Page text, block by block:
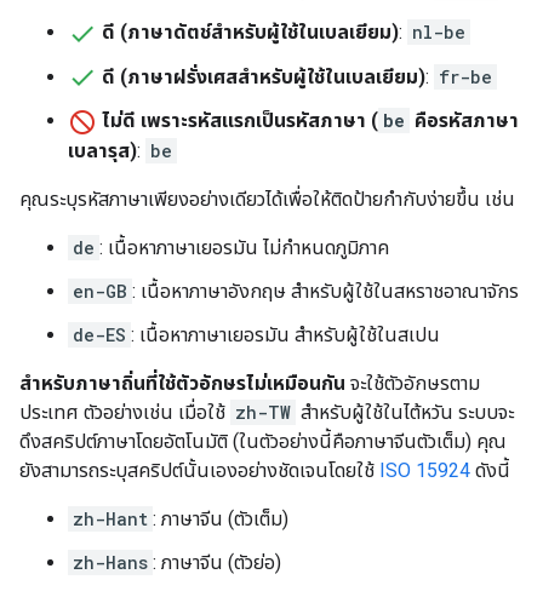
ดี (ภาษาดัตช์สําหรับผู้ใช้ในเบลเยียม): nl-be
ดี (ภาษาฝรั่งเศสสําหรับผู้ใช้ในเบลเยียม): fr-be
ไม่ดี เพราะรหัสแรกเป็นรหัสภาษา ( be คือรหัสภาษา
เบลารุส): be
คุณระบุรหัสภาษาเพียงอย่างเดียวได้เพื่อให้ติดป้ายกำกับง่ายขึ้น เช่น
de : เนื้อหาภาษาเยอรมัน ไม่กำหนดภูมิภาค
en-GB : เนื้อหาภาษาอังกฤษ สำหรับผู้ใช้ในสหราชอาณาจักร
de-ES : เนื้อหาภาษาเยอรมัน สำหรับผู้ใช้ในสเปน
สำหรับภาษาถิ่นที่ใช้ตัวอักษรไม่เหมือนกัน จะใช้ตัวอักษรตาม
ประเทศ ตัวอย่างเช่น เมื่อใช้ zh-TW สำหรับผู้ใช้ในไต้หวัน ระบบจะ
ดึงสคริปต์ภาษาโดยอัตโนมัติ (ในตัวอย่างนี้คือภาษาจีนตัวเต็ม) คุณ
ยังสามารถระบุสคริปต์นั้นเองอย่างชัดเจนโดยใช้ ISO 15924 ดังนี้
zh-Hant : ภาษาจีน (ตัวเต็ม)
zh-Hans : ภาษาจีน (ตัวย่อ)